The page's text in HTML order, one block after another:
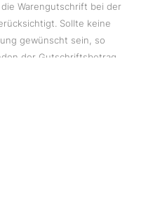
die Warengutschrift bei der
Sollte keine
gewünscht sein, so
der Gutschriftsbetrag